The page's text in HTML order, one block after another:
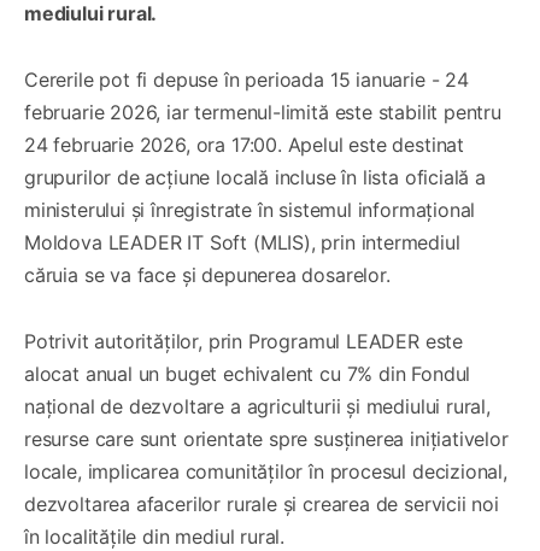
mediului rural.
Cererile pot fi depuse în perioada 15 ianuarie - 24
februarie 2026, iar termenul-limită este stabilit pentru
24 februarie 2026, ora 17:00. Apelul este destinat
grupurilor de acțiune locală incluse în lista oficială a
ministerului și înregistrate în sistemul informațional
Moldova LEADER IT Soft (MLIS), prin intermediul
căruia se va face și depunerea dosarelor.
Potrivit autorităților, prin Programul LEADER este
alocat anual un buget echivalent cu 7% din Fondul
național de dezvoltare a agriculturii și mediului rural,
resurse care sunt orientate spre susținerea inițiativelor
locale, implicarea comunităților în procesul decizional,
dezvoltarea afacerilor rurale și crearea de servicii noi
în localitățile din mediul rural.